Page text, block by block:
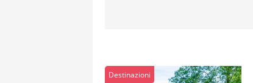
Destinazioni